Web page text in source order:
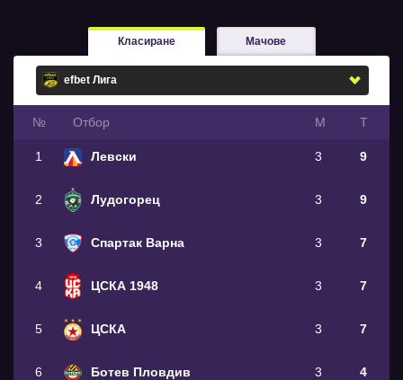
Класиране Мачове
№ Oтбор М Т
1 Левски 3 9
2 Лудогорец 3 9
3 Спартак Варна 3 7
4 ЦСКА 1948 3 7
5 ЦСКА 3 7
6 Ботев Пловдив 3 4